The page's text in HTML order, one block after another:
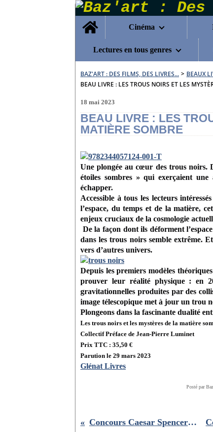
Home
Cinéma
Lectures en tous genres
BAZ'ART : DES FILMS, DES LIVRES... > BEAUX
BEAU LIVRE : LES TROUS NOIRS ET LES
18 mai 2023
BEAU LIVRE : LES
MATIÈRE SOMBRE
Une plongée au cœur des trous noirs.
étoiles sombres » qui exerçaient
échapper.
Accessible à tous les lecteurs
l’espace, du temps et de la matière,
enjeux cruciaux de la cosmologie
De la façon dont ils déforment
dans les trous noirs semble extrême.
vers d’autres univers.
Depuis les premiers modèles
prouver leur réalité physique : en
gravitationnelles produites par des
image télescopique met à jour un trou
Plongeons dans la fascinante dualité
Les trous noirs etles mystères de la matière
CollectifPréface de Jean-Pierre Luminet
Prix TTC : 35,50 €
Parution le 29 mars 2023
Glénat Livres
Posté par
Concours Caesar Spencer en concert le 25/05 à Paris